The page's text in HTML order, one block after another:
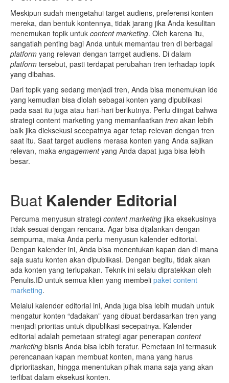
Meskipun sudah mengetahui target audiens, preferensi konten
mereka, dan bentuk kontennya, tidak jarang jika Anda kesulitan
menemukan topik untuk content marketing. Oleh karena itu,
sangatlah penting bagi Anda untuk memantau tren di berbagai
platform yang relevan dengan tarrget audiens. Di dalam
platform tersebut, pasti terdapat perubahan tren terhadap topik
yang dibahas.
Dari topik yang sedang menjadi tren, Anda bisa menemukan ide
yang kemudian bisa diolah sebagai konten yang dipublikasi
pada saat itu juga atau hari-hari berikutnya. Perlu diingat bahwa
strategi content marketing yang memanfaatkan tren akan lebih
baik jika dieksekusi secepatnya agar tetap relevan dengan tren
saat itu. Saat target audiens merasa konten yang Anda sajikan
relevan, maka engagementyang Anda dapat juga bisa lebih
besar.
Buat Kalender Editorial
Percuma menyusun strategi content marketing jika eksekusinya
tidak sesuai dengan rencana. Agar bisa dijalankan dengan
sempurna, maka Anda perlu menyusun kalender editorial.
Dengan kalender ini, Anda bisa menentukan kapan dan di mana
saja suatu konten akan dipublikasi. Dengan begitu, tidak akan
ada konten yang terlupakan. Teknik ini selalu dipratekkan oleh
Penulis.ID untuk semua klien yang membeli paket content
marketing.
Melalui kalender editorial ini, Anda juga bisa lebih mudah untuk
mengatur konten “dadakan” yang dibuat berdasarkan tren yang
menjadi prioritas untuk dipublikasi secepatnya. Kalender
editorial adalah pemetaan strategi agar penerapan content
marketing bisnis Anda bisa lebih teratur. Pemetaan ini termasuk
perencanaan kapan membuat konten, mana yang harus
diprioritaskan, hingga menentukan pihak mana saja yang akan
terlibat dalam eksekusi konten.